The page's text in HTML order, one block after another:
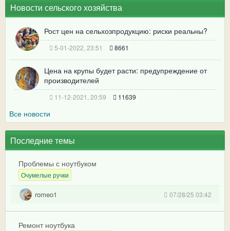
Новости сельского хозяйства
Рост цен на сельхозпродукцию: риски реальны?
5-01-2022, 23:51 8661
Цена на крупы будет расти: предупреждение от
производителей
11-12-2021, 20:59 11639
Все новости
Последние темы
Проблемы с ноутбуком
Очумелые ручки
romeo1 07/28/25 03:42
Ремонт ноутбука